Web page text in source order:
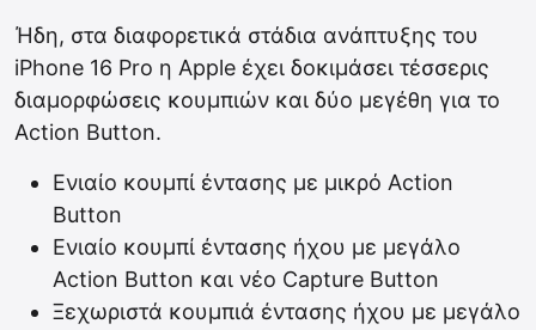
Ήδη, στα διαφορετικά στάδια ανάπτυξης του
iPhone 16 Pro η Apple έχει δοκιμάσει τέσσερις
διαμορφώσεις κουμπιών και δύο μεγέθη για το
Action Button.
Ενιαίο κουμπί έντασης με μικρό Action
Button
Ενιαίο κουμπί έντασης ήχου με μεγάλο
Action Button και νέο Capture Button
Ξεχωριστά κουμπιά έντασης ήχου με μεγάλο